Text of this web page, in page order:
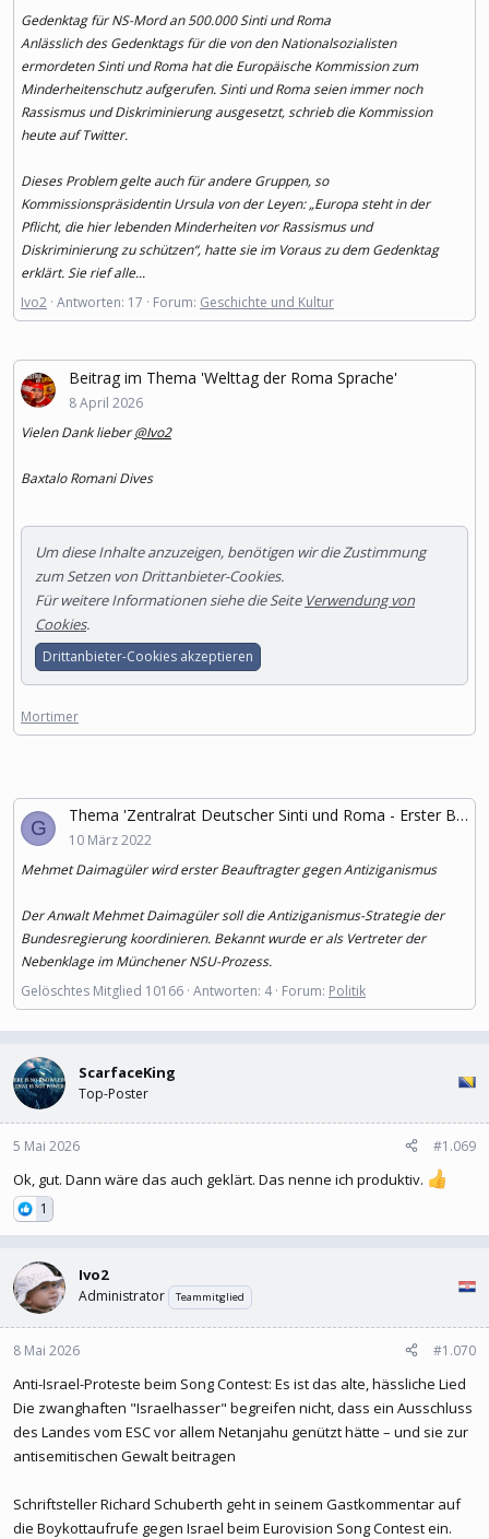
Gedenktag für NS-Mord an 500.000 Sinti und Roma
Anlässlich des Gedenktags für die von den Nationalsozialisten
ermordeten Sinti und Roma hat die Europäische Kommission zum
Minderheitenschutz aufgerufen. Sinti und Roma seien immer noch
Rassismus und Diskriminierung ausgesetzt, schrieb die Kommission
heute auf Twitter.
Dieses Problem gelte auch für andere Gruppen, so
Kommissionspräsidentin Ursula von der Leyen: „Europa steht in der
Pflicht, die hier lebenden Minderheiten vor Rassismus und
Diskriminierung zu schützen“, hatte sie im Voraus zu dem Gedenktag
erklärt. Sie rief alle...
Ivo2 Antworten: 17 Forum: Geschichte und Kultur
Beitrag im Thema 'Welttag der Roma Sprache'
8 April 2026
Vielen Dank lieber@Ivo2
Baxtalo Romani Dives
Um diese Inhalte anzuzeigen, benötigen wir die Zustimmung
zum Setzen von Drittanbieter-Cookies.
Für weitere Informationen siehe die Seite Verwendung von
Cookies.
Drittanbieter-Cookies akzeptieren
Mortimer
G
Thema 'Zentralrat Deutscher Sinti und Roma - Erster Beauftragter gegen Antiziganismus'
10 März 2022
Mehmet Daimagüler wird erster Beauftragter gegen Antiziganismus
Der Anwalt Mehmet Daimagüler soll die Antiziganismus-Strategie der
Bundesregierung koordinieren. Bekannt wurde er als Vertreter der
Nebenklage im Münchener NSU-Prozess.
Gelöschtes Mitglied 10166 Antworten: 4 Forum: Politik
ScarfaceKing
Top-Poster
5 Mai 2026 #1.069
Ok, gut. Dann wäre das auch geklärt. Das nenne ich produktiv.
1
Ivo2
Administrator Teammitglied
8 Mai 2026 #1.070
Anti-Israel-Proteste beim Song Contest: Es ist das alte, hässliche Lied
Die zwanghaften "Israelhasser" begreifen nicht, dass ein Ausschluss
des Landes vom ESC vor allem Netanjahu genützt hätte – und sie zur
antisemitischen Gewalt beitragen
Schriftsteller Richard Schuberth geht in seinem Gastkommentar auf
die Boykottaufrufe gegen Israel beim Eurovision Song Contest ein.